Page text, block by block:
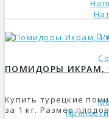
ПОМИДОРЫ ИКРАМ,
Купить турецкие
за 1 кг. Размер